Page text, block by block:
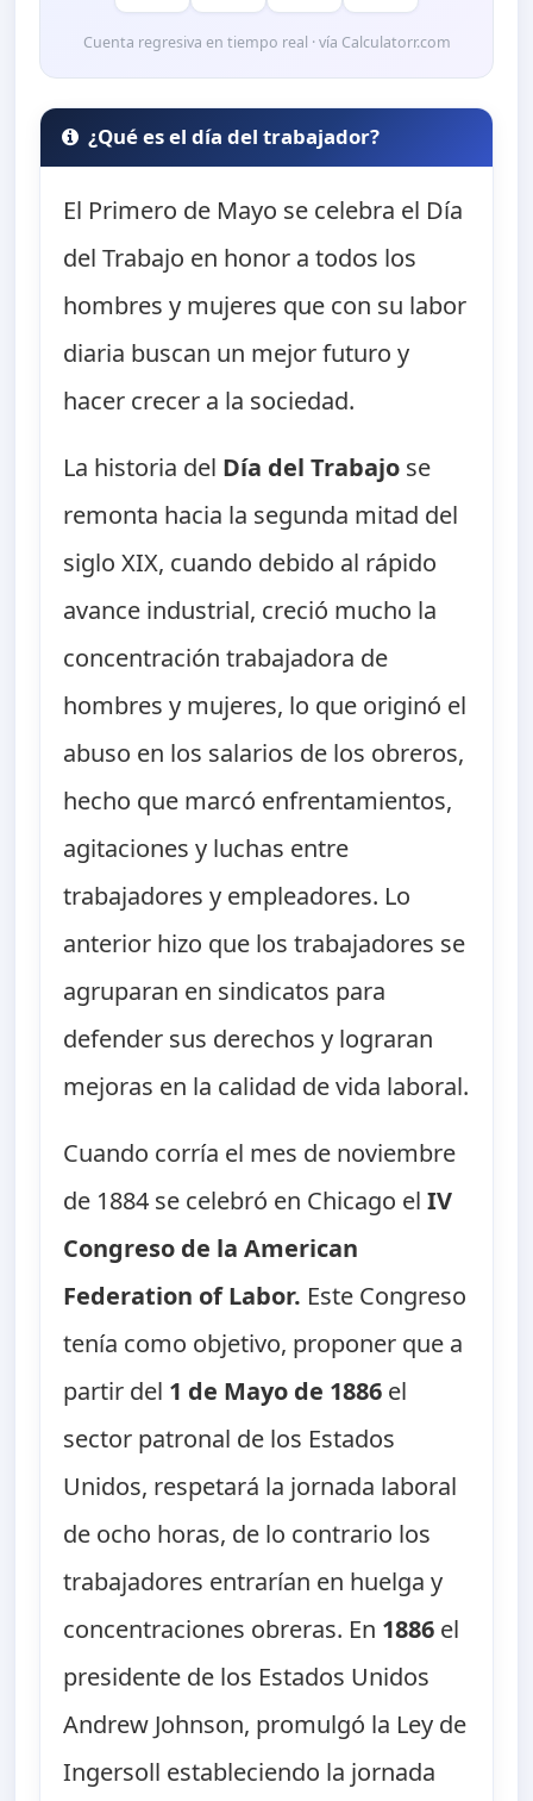
Cuenta regresiva en tiempo real · vía Calculatorr.com
¿Qué es el día del trabajador?
El Primero de Mayo se celebra el Día
del Trabajo en honor a todos los
hombres y mujeres que con su labor
diaria buscan un mejor futuro y
hacer crecer a la sociedad.
La historia del Día del Trabajo se
remonta hacia la segunda mitad del
siglo XIX, cuando debido al rápido
avance industrial, creció mucho la
concentración trabajadora de
hombres y mujeres, lo que originó el
abuso en los salarios de los obreros,
hecho que marcó enfrentamientos,
agitaciones y luchas entre
trabajadores y empleadores. Lo
anterior hizo que los trabajadores se
agruparan en sindicatos para
defender sus derechos y lograran
mejoras en la calidad de vida laboral.
Cuando corría el mes de noviembre
de 1884 se celebró en Chicago elIV
Congreso de la American
Federation of Labor. Este Congreso
tenía como objetivo, proponer que a
partir del 1 de Mayo de 1886 el
sector patronal de los Estados
Unidos, respetará la jornada laboral
de ocho horas, de lo contrario los
trabajadores entrarían en huelga y
concentraciones obreras. En 1886 el
presidente de los Estados Unidos
Andrew Johnson, promulgó la Ley de
Ingersoll estableciendo la jornada